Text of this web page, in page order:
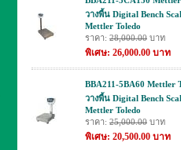
วางพื้น Digital Bench
Mettler Toledo
ราคา: 28,000.00 บาท
พิเศษ: 26,000.00 บาท
BBA211-5BA60 Mettler
วางพื้น Digital Bench
Mettler Toledo
ราคา: 25,000.00 บาท
พิเศษ: 20,500.00 บาท